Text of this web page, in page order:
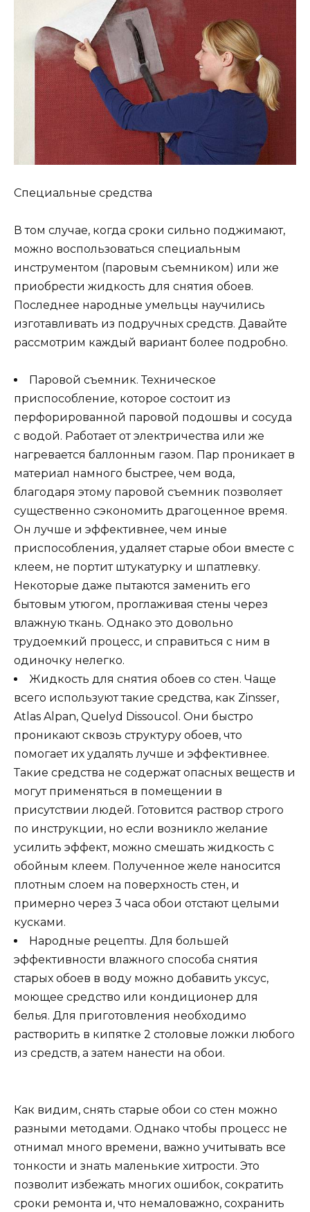
Специальные средства
В том случае, когда сроки сильно поджимают,
можно воспользоваться специальным
инструментом (паровым съемником) или же
приобрести жидкость для снятия обоев.
Последнее народные умельцы научились
изготавливать из подручных средств. Давайте
рассмотрим каждый вариант более подробно.
Паровой съемник. Техническое
приспособление, которое состоит из
перфорированной паровой подошвы и сосуда
с водой. Работает от электричества или же
нагревается баллонным газом. Пар проникает в
материал намного быстрее, чем вода,
благодаря этому паровой съемник позволяет
существенно сэкономить драгоценное время.
Он лучше и эффективнее, чем иные
приспособления, удаляет старые обои вместе с
клеем, не портит штукатурку и шпатлевку.
Некоторые даже пытаются заменить его
бытовым утюгом, проглаживая стены через
влажную ткань. Однако это довольно
трудоемкий процесс, и справиться с ним в
одиночку нелегко.
Жидкость для снятия обоев со стен. Чаще
всего используют такие средства, как Zinsser,
Atlas Alpan, Quelyd Dissoucol. Они быстро
проникают сквозь структуру обоев, что
помогает их удалять лучше и эффективнее.
Такие средства не содержат опасных веществ и
могут применяться в помещении в
присутствии людей. Готовится раствор строго
по инструкции, но если возникло желание
усилить эффект, можно смешать жидкость с
обойным клеем. Полученное желе наносится
плотным слоем на поверхность стен, и
примерно через 3 часа обои отстают целыми
кусками.
Народные рецепты. Для большей
эффективности влажного способа снятия
старых обоев в воду можно добавить уксус,
моющее средство или кондиционер для
белья. Для приготовления необходимо
растворить в кипятке 2 столовые ложки любого
из средств, а затем нанести на обои.
Как видим, снять старые обои со стен можно
разными методами. Однако чтобы процесс не
отнимал много времени, важно учитывать все
тонкости и знать маленькие хитрости. Это
позволит избежать многих ошибок, сократить
сроки ремонта и, что немаловажно, сохранить